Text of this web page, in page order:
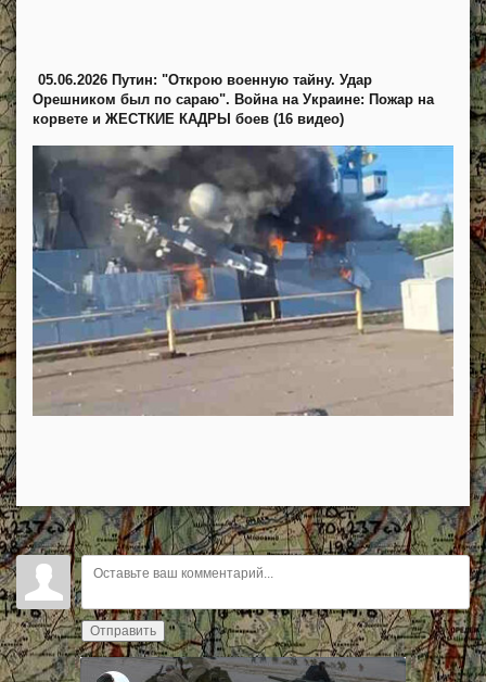
05.06.2026 Путин: "Открою военную тайну. Удар
Орешником был по сараю". Война на Украине: Пожар на
корвете и ЖЕСТКИЕ КАДРЫ боев (16 видео)
Отправить